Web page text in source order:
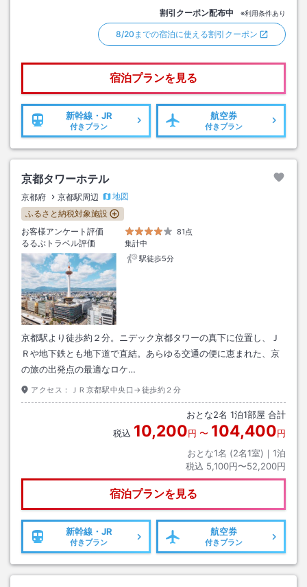
割引クーポン配布中 ※利用条件あり
8/20までの宿泊に使える割引クーポン
宿泊プランを見る
新幹線・JR
付きプラン
航空券
付きプラン
京都タワーホテル
京都府 京都駅周辺
地図
ふるさと納税対象施設
お客様アンケート評価
81点
るるぶトラベル評価
集計中
駅徒歩5分
京都駅より徒歩約２分。ニデック京都タワーの真下に位置し、Ｊ
Ｒや地下鉄とも地下道で直結。あらゆる交通の便に恵まれた、京
の旅の出発点の最適なロケ…
アクセス： ＪＲ京都駅中央口→徒歩約２分
おとな2名 1泊1部屋 合計
税込 10,200円 〜 104,400円
おとな1名 (2名1室)｜ 1泊
税込 5,100円〜52,200円
宿泊プランを見る
新幹線・JR
付きプラン
航空券
付きプラン